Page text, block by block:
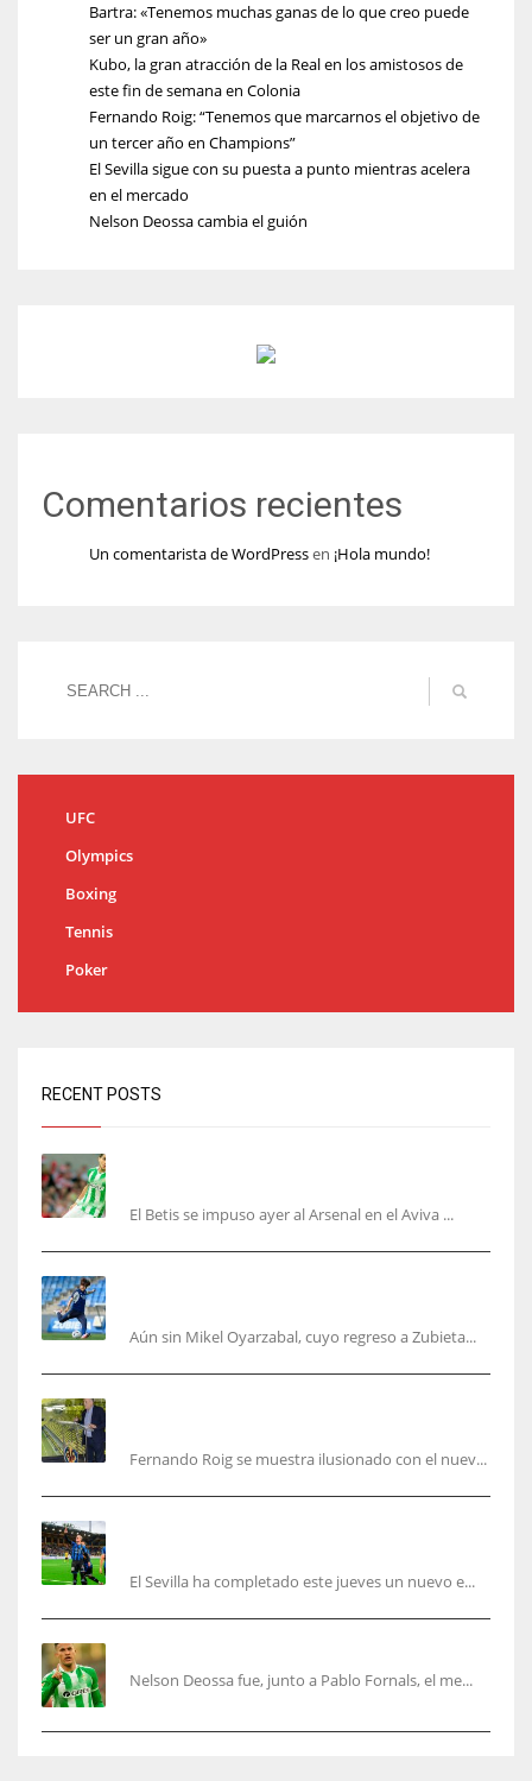
Bartra: «Tenemos muchas ganas de lo que creo puede
ser un gran año»
Kubo, la gran atracción de la Real en los amistosos de
este fin de semana en Colonia
Fernando Roig: “Tenemos que marcarnos el objetivo de
un tercer año en Champions”
El Sevilla sigue con su puesta a punto mientras acelera
en el mercado
Nelson Deossa cambia el guión
Comentarios recientes
Un comentarista de WordPressen ¡Hola mundo!
UFC
Olympics
Boxing
Tennis
Poker
RECENT POSTS
El Betis se impuso ayer al Arsenal en el Aviva ...
Aún sin Mikel Oyarzabal, cuyo regreso a Zubieta...
Fernando Roig se muestra ilusionado con el nuev...
El Sevilla ha completado este jueves un nuevo e...
Nelson Deossa fue, junto a Pablo Fornals, el me...